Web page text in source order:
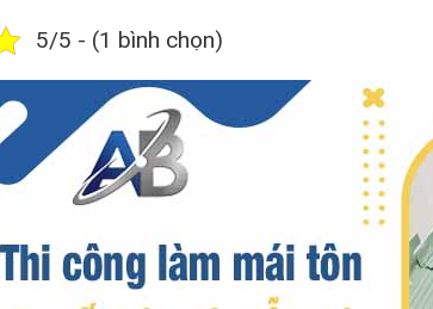
5/5 - (1 bình chọn)